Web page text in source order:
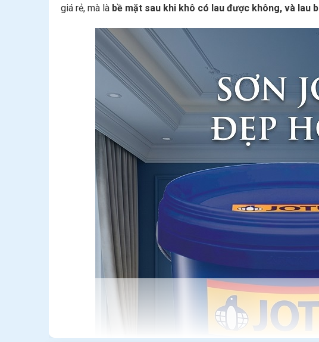
giá rẻ, mà là bề mặt sau khi khô có lau được không, và lau